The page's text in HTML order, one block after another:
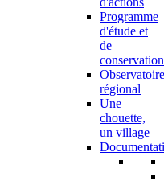
Programme
d'étude et
de
conservation
Observatoire
régional
Une
chouette,
un village